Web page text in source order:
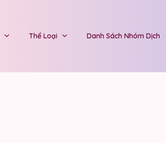
Thể Loại Danh Sách Nhóm Dịch